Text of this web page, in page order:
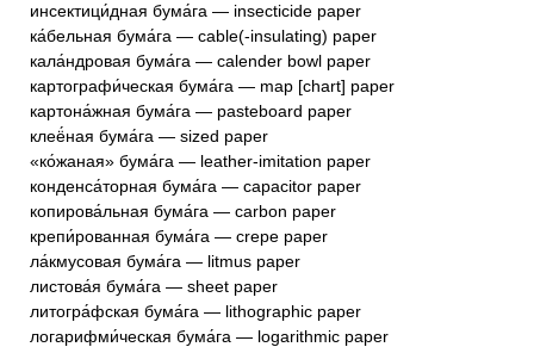
инсектици́дная бума́га — insecticide paper
ка́бельная бума́га — cable(-insulating) paper
кала́ндровая бума́га — calender bowl paper
картографи́ческая бума́га — map [chart] paper
картона́жная бума́га — pasteboard paper
клеё́ная бума́га — sized paper
«ко́жаная» бума́га — leather-imitation paper
конденса́торная бума́га — capacitor paper
копирова́льная бума́га — carbon paper
крепи́рованная бума́га — crepe paper
ла́кмусовая бума́га — litmus paper
листова́я бума́га — sheet paper
литогра́фская бума́га — lithographic paper
логарифми́ческая бума́га — logarithmic paper